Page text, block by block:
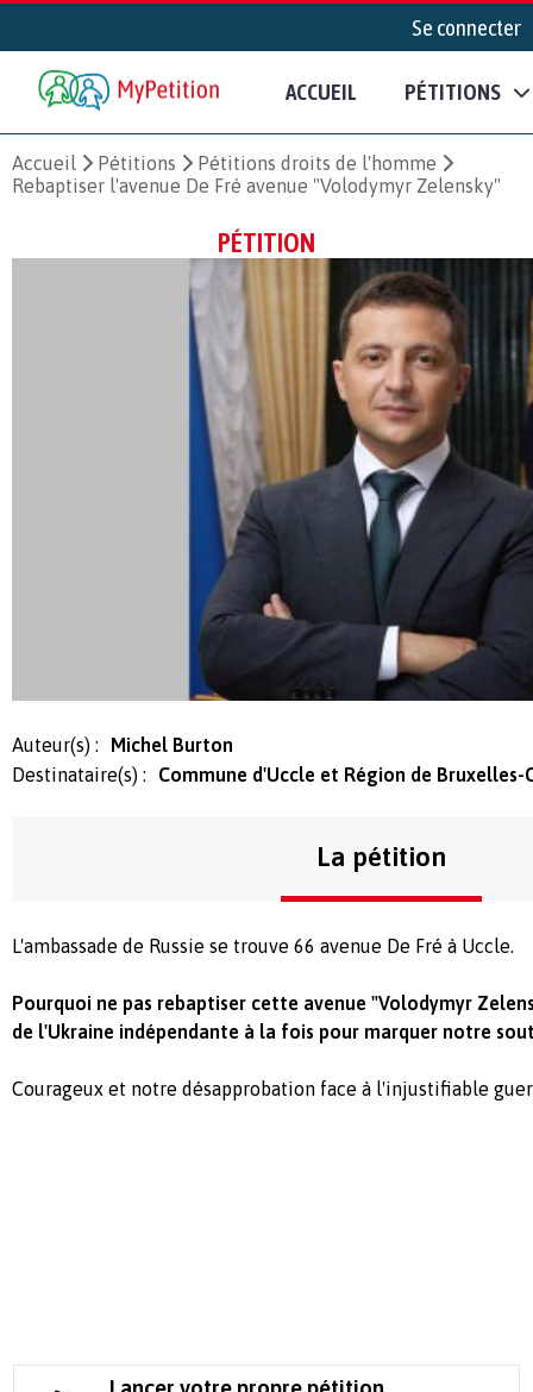
Se connecter
ACCUEIL PÉTITIONS
Accueil Pétitions
Pétitions droits de l'homme
Rebaptiser l'avenue De Fré avenue "Volodymyr Zelensky"
PÉTITION
Auteur(s) :
Michel Burton
Destinataire(s) :
Commune d'Uccle et Région de Bruxelles-
La pétition
L'ambassade de Russie se trouve 66 avenue De Fré à Uccle.
Pourquoi ne pas rebaptiser cette avenue "Volodymyr
de l'Ukraine indépendante à la fois pour marquer notre
Courageux et notre désapprobation face à l'injustifiable